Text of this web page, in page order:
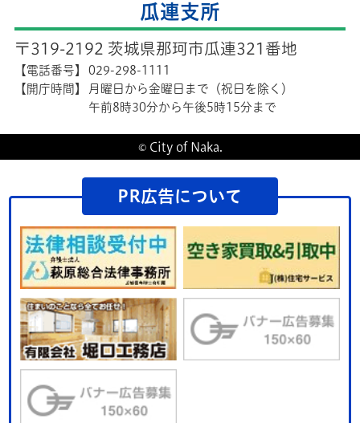
瓜連支所
〒319-2192 茨城県那珂市瓜連321番地
【電話番号】
029-298-1111
【開庁時間】
月曜日から金曜日まで（祝日を除く）
午前8時30分から午後5時15分まで
© City of Naka.
PR広告について